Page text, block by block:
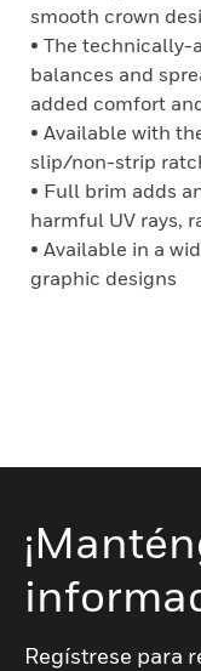
smooth crown
• The technically-
balances and
added comfort
• Available with
slip/non-strip
• Full brim adds
harmful UV rays,
• Available in a
graphic designs
Regístrese para